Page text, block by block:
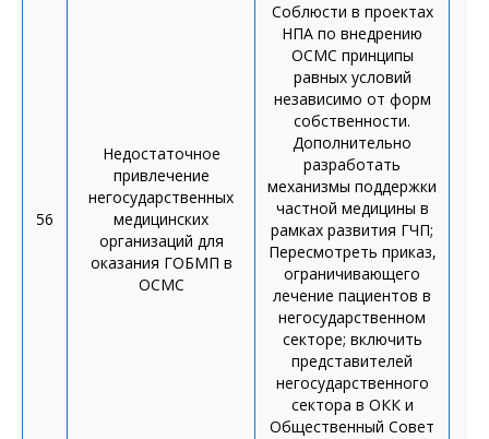
56
Недостаточное
привлечение
негосударственных
медицинских
организаций для
оказания ГОБМП в
ОСМС
Соблюсти в проектах
НПА по внедрению
ОСМС принципы
равных условий
независимо от форм
собственности.
Дополнительно
разработать
механизмы поддержки
частной медицины в
рамках развития ГЧП;
Пересмотреть приказ,
ограничивающего
лечение пациентов в
негосударственном
секторе; включить
представителей
негосударственного
сектора в ОКК и
Общественный Совет